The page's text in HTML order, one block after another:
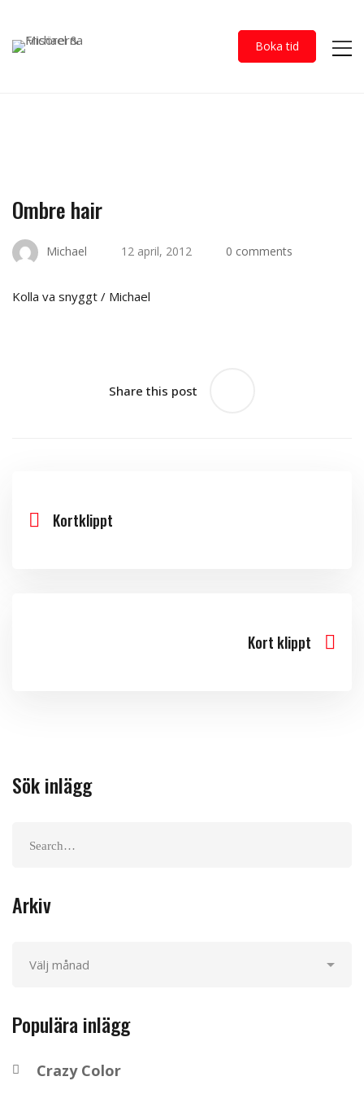
Boka tid
Ombre
hair
Ombre hair
Michael 12 april, 2012 0 comments
Kolla va snyggt / Michael
Share this post
Kortklippt
Kort klippt
Sök inlägg
Arkiv
Populära inlägg
Crazy Color